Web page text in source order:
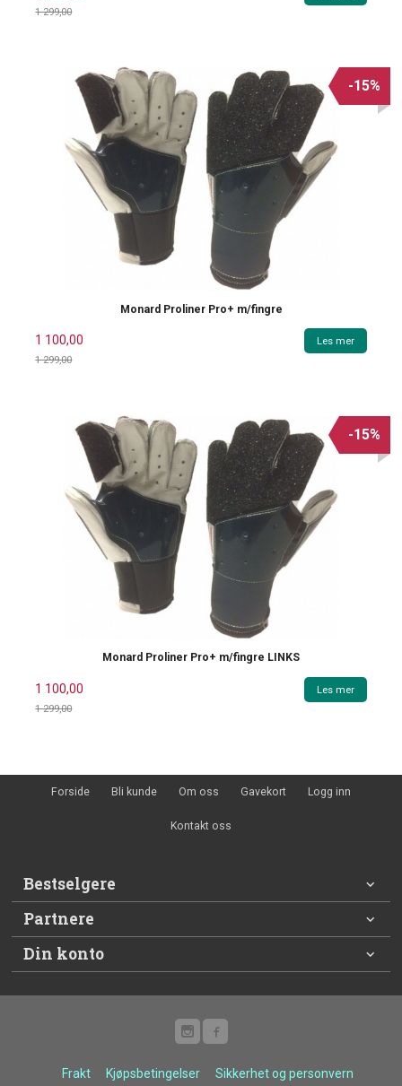
1 299,00
Monard Proliner Pro+ m/fingre
1 100,00
1 299,00
-15%
Les mer
Monard Proliner Pro+ m/fingre LINKS
1 100,00
1 299,00
-15%
Les mer
Forside Bli kunde Om oss Gavekort Logg inn
Kontakt oss
Bestselgere
Partnere
Din konto
Frakt Kjøpsbetingelser Sikkerhet og personvern